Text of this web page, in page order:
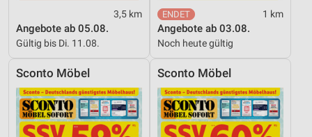
3,5 km
Angebote ab 05.08.
Gültig bis Di. 11.08.
1 km
Angebote ab 03.08.
Noch heute gültig
Sconto Möbel Sconto Möbel